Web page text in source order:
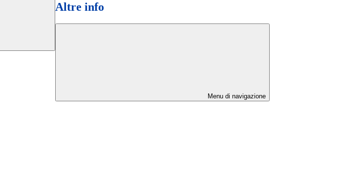
Altre info
Menu di navigazione